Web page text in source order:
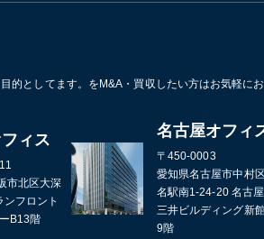
としてます。をM&A・買収したい方はお気軽にお
ィス
市北区大深
フロント
B13階
名古屋オフィ
〒450-0003
愛知県名古屋市中村区
名駅南1-24-20 名古屋
三井ビルディング新
9階